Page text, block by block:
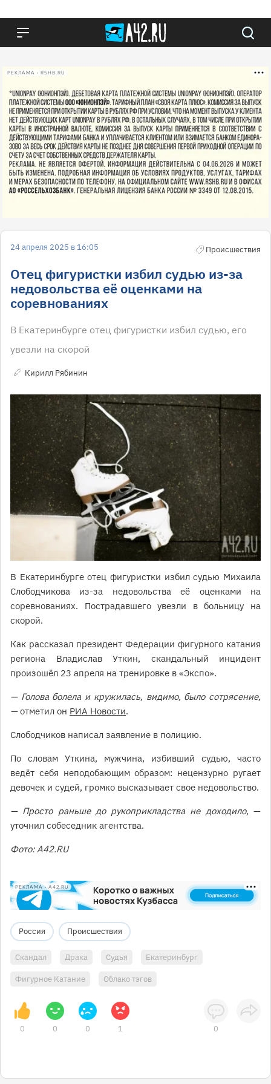
РЕКЛАМА • RSHB.RU
24 апреля 2025 в 16:05 Происшествия
Отец фигуристки избил судью из-за
недовольства её оценками на
соревнованиях
В Екатеринбурге отец фигуристки избил судью, его
увезли на скорой
Кирилл Рябинин
В Екатеринбурге отец фигуристки избил судью Михаила
Слободчикова из-за недовольства её оценками на
соревнованиях. Пострадавшего увезли в больницу на
скорой.
Как рассказал президент Федерации фигурного катания
региона Владислав Уткин, скандальный инцидент
произошёл 23 апреля на тренировке в «Экспо».
— Голова болела и кружилась, видимо, было сотрясение,
—отметил он РИА Новости.
Слободчиков написал заявление в полицию.
По словам Уткина, мужчина, избивший судью, часто
ведёт себя неподобающим образом: нецензурно ругает
девочек и судей, громко высказывает свое недовольство.
— Просто раньше до рукоприкладства не доходило, —
уточнил собеседник агентства.
Фото: А42.RU
РЕКЛАМА • A42.RU
Россия Происшествия
Скандал Драка Судья Екатеринбург
Фигурное Катание Облако тэгов
0 0 0 1 0